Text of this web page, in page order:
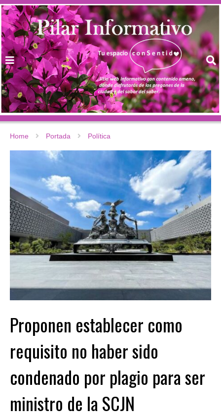
Home Portada Política
Proponen establecer como
requisito no haber sido
condenado por plagio para ser
ministro de la SCJN